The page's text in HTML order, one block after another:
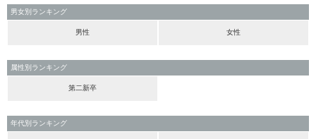
男女別ランキング
男性 女性
属性別ランキング
第二新卒
年代別ランキング